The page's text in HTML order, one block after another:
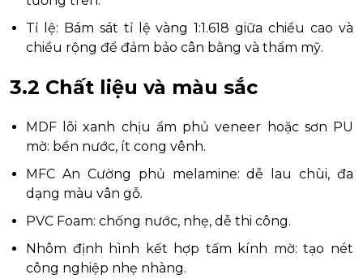
Tỉ lệ: Bám sát tỉ lệ vàng 1:1.618 giữa chiều cao và
chiều rộng để đảm bảo cân bằng và thẩm mỹ.
3.2 Chất liệu và màu sắc
MDF lõi xanh chịu ẩm phủ veneer hoặc sơn PU
mờ: bền nước, ít cong vênh.
MFC An Cường phủ melamine: dễ lau chùi, đa
dạng màu vân gỗ.
PVC Foam: chống nước, nhẹ, dễ thi công.
Nhôm định hình kết hợp tấm kính mờ: tạo nét
công nghiệp nhẹ nhàng.